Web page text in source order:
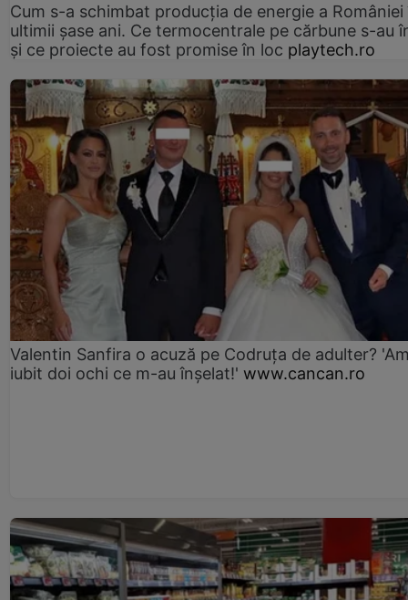
Cum s-a schimbat producția de energie a României
ultimii șase ani. Ce termocentrale pe cărbune s-au
și ce proiecte au fost promise în loc playtech.ro
Valentin Sanfira o acuză pe Codruța de adulter?
iubit doi ochi ce m-au înșelat!' www.cancan.ro